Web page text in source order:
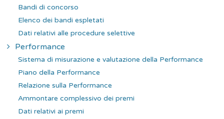
Bandi di concorso
Elenco dei bandi espletati
Dati relativi alle procedure selettive
Performance
Sistema di misurazione e valutazione della Performance
Piano della Performance
Relazione sulla Performance
Ammontare complessivo dei premi
Dati relativi ai premi